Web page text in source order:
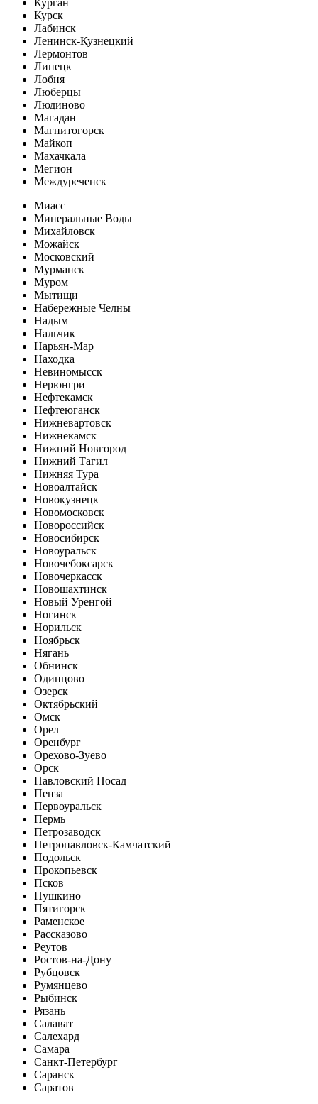
Курск
Лабинск
Ленинск-Кузнецкий
Лермонтов
Липецк
Лобня
Люберцы
Людиново
Магадан
Магнитогорск
Майкоп
Махачкала
Мегион
Междуреченск
Миасс
Минеральные Воды
Михайловск
Можайск
Московский
Мурманск
Муром
Мытищи
Набережные Челны
Надым
Нальчик
Нарьян-Мар
Находка
Невиномысск
Нерюнгри
Нефтекамск
Нефтеюганск
Нижневартовск
Нижнекамск
Нижний Новгород
Нижний Тагил
Нижняя Тура
Новоалтайск
Новокузнецк
Новомосковск
Новороссийск
Новосибирск
Новоуральск
Новочебоксарск
Новочеркасск
Новошахтинск
Новый Уренгой
Ногинск
Норильск
Ноябрьск
Нягань
Обнинск
Одинцово
Озерск
Октябрьский
Омск
Орел
Оренбург
Орехово-Зуево
Орск
Павловский Посад
Пенза
Первоуральск
Пермь
Петрозаводск
Петропавловск-Камчатский
Подольск
Прокопьевск
Псков
Пушкино
Пятигорск
Раменское
Рассказово
Реутов
Ростов-на-Дону
Рубцовск
Румянцево
Рыбинск
Рязань
Салават
Салехард
Самара
Санкт-Петербург
Саранск
Саратов